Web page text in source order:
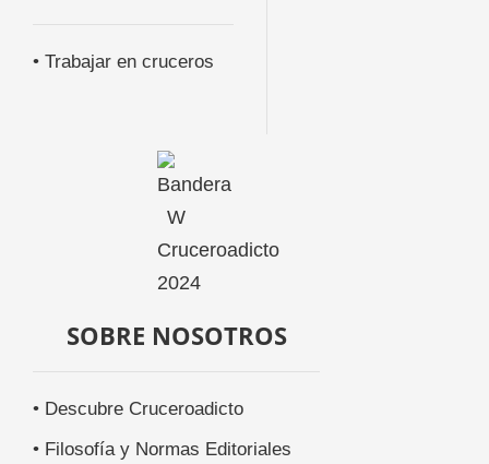
• Trabajar en cruceros
SOBRE NOSOTROS
• Descubre Cruceroadicto
• Filosofía y Normas Editoriales